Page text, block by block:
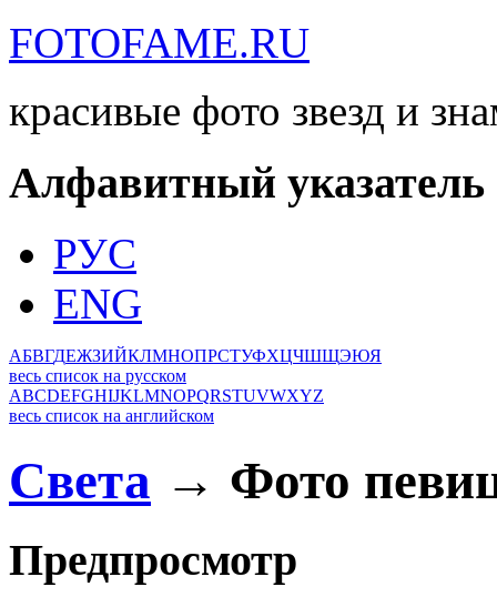
FOTOFAME.RU
красивые фото звезд и
Алфавитный указатель
РУС
ENG
АБВГДЕЖЗИЙКЛМНОПРСТУФХЦЧШЩЭЮЯ
весь список на русском
ABCDEFGHIJKLMNOPQRSTUVWXYZ
весь список на английском
Света → Фото
Предпросмотр